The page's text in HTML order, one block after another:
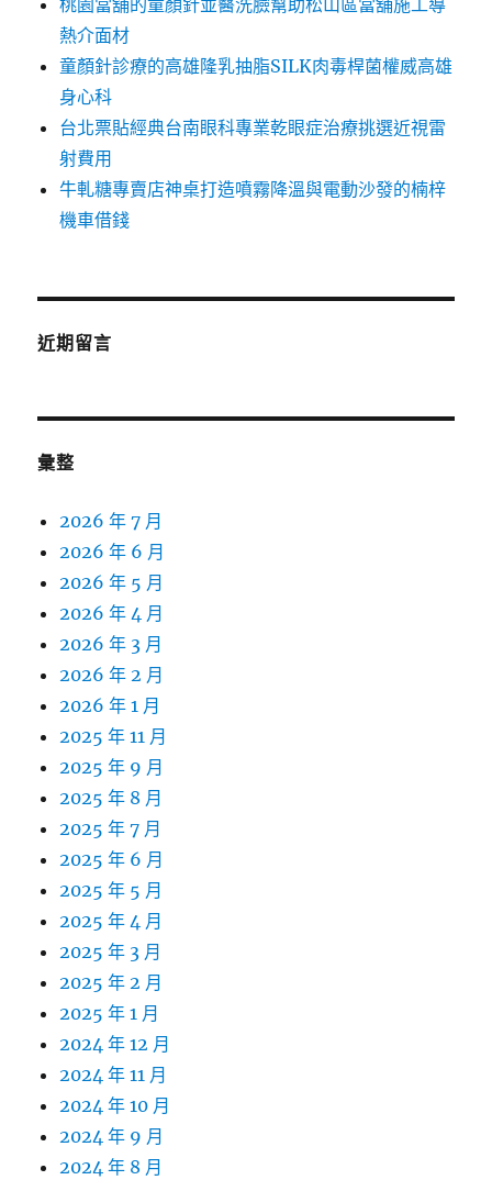
桃園當舖的童顏針並醫洗臉幫助松山區當舖施工導
熱介面材
童顏針診療的高雄隆乳抽脂SILK肉毒桿菌權威高雄
身心科
台北票貼經典台南眼科專業乾眼症治療挑選近視雷
射費用
牛軋糖專賣店神桌打造噴霧降溫與電動沙發的楠梓
機車借錢
近期留言
彙整
2026 年 7 月
2026 年 6 月
2026 年 5 月
2026 年 4 月
2026 年 3 月
2026 年 2 月
2026 年 1 月
2025 年 11 月
2025 年 9 月
2025 年 8 月
2025 年 7 月
2025 年 6 月
2025 年 5 月
2025 年 4 月
2025 年 3 月
2025 年 2 月
2025 年 1 月
2024 年 12 月
2024 年 11 月
2024 年 10 月
2024 年 9 月
2024 年 8 月